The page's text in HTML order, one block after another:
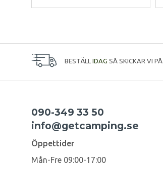
BESTÄLL IDAG SÅ SKICKAR VI PÅ
090-349 33 50
info@getcamping.se
Öppettider
Mån-Fre 09:00-17:00